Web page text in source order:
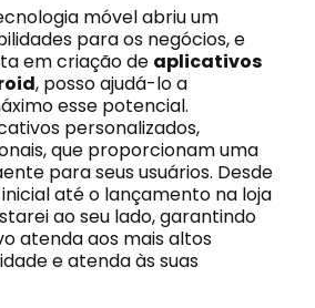
móvel abriu um
para os negócios, e
em criação de aplicativos
, posso ajudá-lo a
esse potencial.
personalizados,
que proporcionam uma
para seus usuários. Desde
até o lançamento na loja
ao seu lado, garantindo
atenda aos mais altos
e atenda às suas